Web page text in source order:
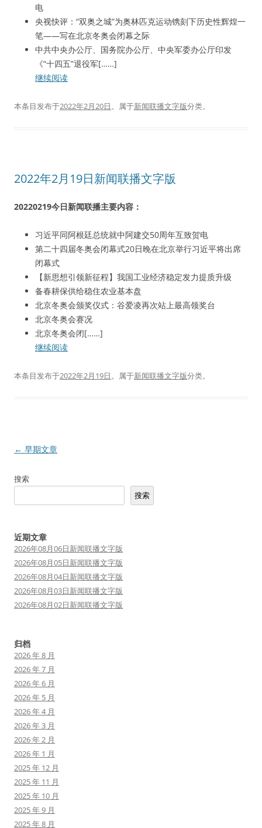
电
央视快评：“双奥之城”为奥林匹克运动镌刻下历史性辉煌一
笔——写在北京冬奥会闭幕之际
中共中央办公厅、国务院办公厅、中央军委办公厅印发
《“十四五”退役军[……]
继续阅读
本条目发布于2022年2月20日。属于新闻联播文字版分类。
2022年2月19日新闻联播文字版
20220219今日新闻联播主要内容：
习近平同阿根廷总统就中阿建交50周年互致贺电
第二十四届冬奥会闭幕式20日晚在北京举行习近平将出席
闭幕式
【新思想引领新征程】我国工业经济稳定发力提质升级
备春耕保供给稳住农业基本盘
北京冬奥会颁奖仪式：谷爱凌再次站上最高领奖台
北京冬奥会赛况
北京冬奥会闭[……]
继续阅读
本条目发布于2022年2月19日。属于新闻联播文字版分类。
文
导
← 早期文章
搜索
搜索
近期文章
2026年08月06日新闻联播文字版
2026年08月05日新闻联播文字版
2026年08月04日新闻联播文字版
2026年08月03日新闻联播文字版
2026年08月02日新闻联播文字版
归档
2026 年 8 月
2026 年 7 月
2026 年 6 月
2026 年 5 月
2026 年 4 月
2026 年 3 月
2026 年 2 月
2026 年 1 月
2025 年 12 月
2025 年 11 月
2025 年 10 月
2025 年 9 月
2025 年 8 月